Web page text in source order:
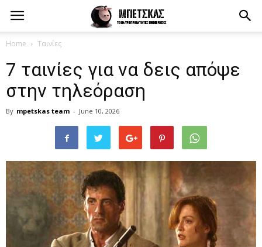
Home Ταινίες
7 ταινίες για να δεις απόψε
στην τηλεόραση
By mpetskas team - June 10, 2026